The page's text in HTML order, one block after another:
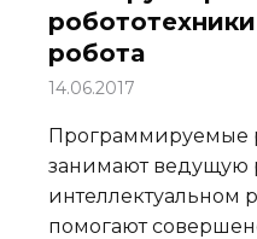
робота
14.06.2017
Программируемые
занимают ведущую
интеллектуальном
помогают